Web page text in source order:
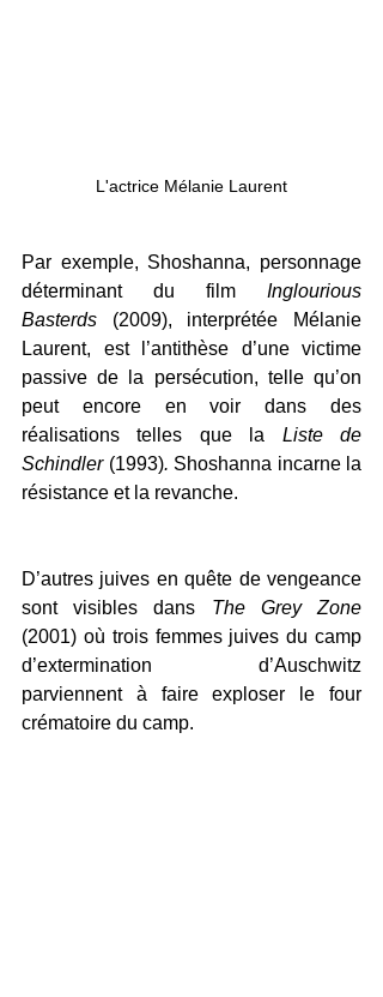
L'actrice Mélanie Laurent
Par exemple, Shoshanna, personnage
déterminant du film Inglourious
Basterds (2009), interprétée Mélanie
Laurent, est l’antithèse d’une victime
passive de la persécution, telle qu’on
peut encore en voir dans des
réalisations telles que la
Schindler (1993). Shoshanna incarne la
résistance et la revanche.
D’autres juives en quête de vengeance
sont visibles dans
(2001) où trois femmes juives du camp
d’extermination d’Auschwitz
parviennent à faire exploser le four
crématoire du camp.